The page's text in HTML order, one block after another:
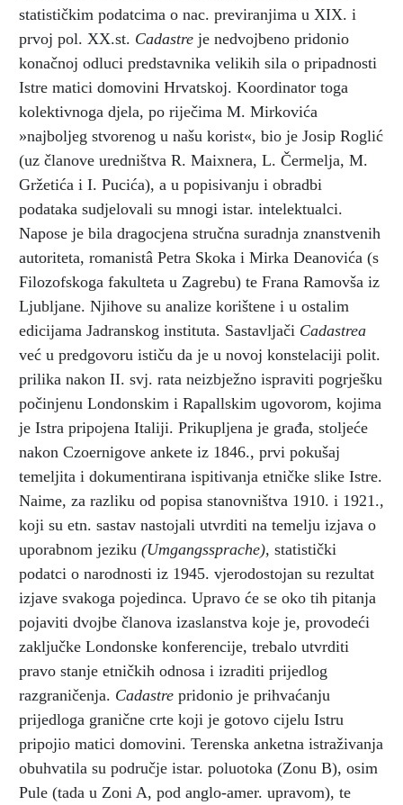
statističkim podatcima o nac. previranjima u XIX. i
prvoj pol. XX.st. Cadastre je nedvojbeno pridonio
konačnoj odluci predstavnika velikih sila o pripadnosti
Istre matici domovini Hrvatskoj. Koordinator toga
kolektivnoga djela, po riječima M. Mirkovića
»najboljeg stvorenog u našu korist«, bio je Josip Roglić
(uz članove uredništva R. Maixnera, L. Čermelja, M.
Gržetića i I. Pucića), a u popisivanju i obradbi
podataka sudjelovali su mnogi istar. intelektualci.
Napose je bila dragocjena stručna suradnja znanstvenih
autoriteta, romanistâ Petra Skoka i Mirka Deanovića (s
Filozofskoga fakulteta u Zagrebu) te Frana Ramovša iz
Ljubljane. Njihove su analize korištene i u ostalim
edicijama Jadranskog instituta. Sastavljači Cadastrea
već u predgovoru ističu da je u novoj konstelaciji polit.
prilika nakon II. svj. rata neizbježno ispraviti pogrješku
počinjenu Londonskim i Rapallskim ugovorom, kojima
je Istra pripojena Italiji. Prikupljena je građa, stoljeće
nakon Czoernigove ankete iz 1846., prvi pokušaj
temeljita i dokumentirana ispitivanja etničke slike Istre.
Naime, za razliku od popisa stanovništva 1910. i 1921.,
koji su etn. sastav nastojali utvrditi na temelju izjava o
uporabnom jeziku (Umgangssprache), statistički
podatci o narodnosti iz 1945. vjerodostojan su rezultat
izjave svakoga pojedinca. Upravo će se oko tih pitanja
pojaviti dvojbe članova izaslanstva koje je, provodeći
zaključke Londonske konferencije, trebalo utvrditi
pravo stanje etničkih odnosa i izraditi prijedlog
razgraničenja. Cadastre pridonio je prihvaćanju
prijedloga granične crte koji je gotovo cijelu Istru
pripojio matici domovini. Terenska anketna istraživanja
obuhvatila su područje istar. poluotoka (Zonu B), osim
Pule (tada u Zoni A, pod anglo-amer. upravom), te